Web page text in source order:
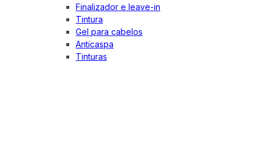
Finalizador e leave-in
Tintura
Gel para cabelos
Anticaspa
Tinturas